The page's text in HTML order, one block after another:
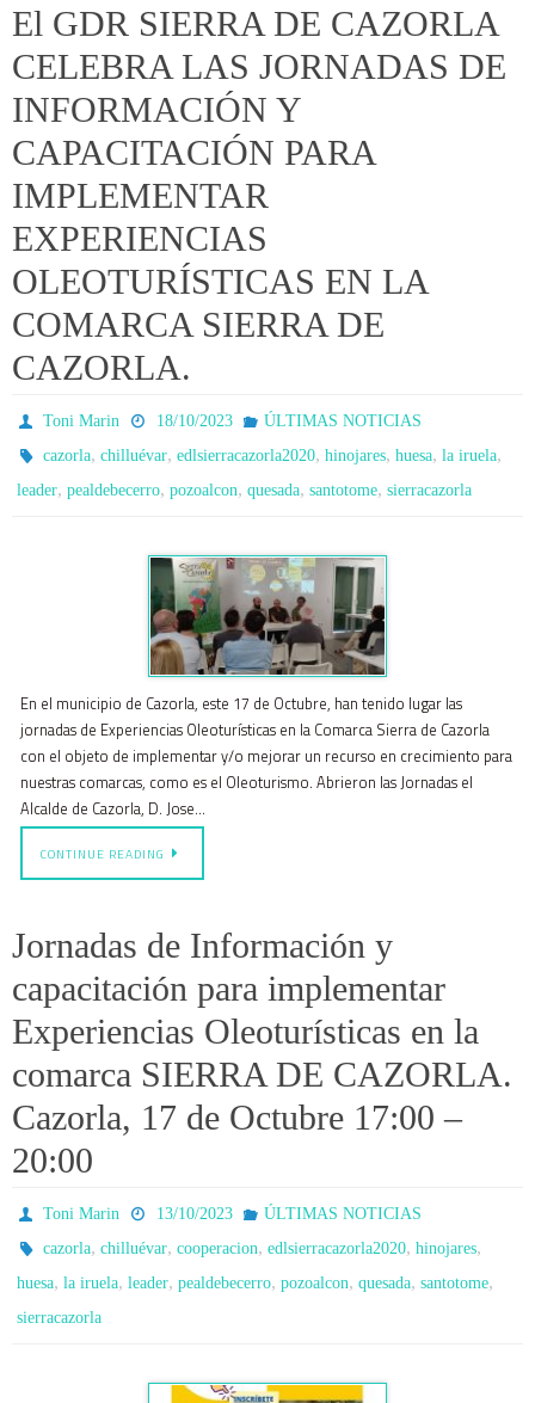
El GDR SIERRA DE CAZORLA
CELEBRA LAS JORNADAS DE
INFORMACIÓN Y
CAPACITACIÓN PARA
IMPLEMENTAR
EXPERIENCIAS
OLEOTURÍSTICAS EN LA
COMARCA SIERRA DE
CAZORLA.
Toni Marin 18/10/2023
ÚLTIMAS NOTICIAS
cazorla,chilluévar,edlsierracazorla2020,hinojares,huesa,la iruela,
leader, pealdebecerro, pozoalcon, quesada, santotome, sierracazorla
En el municipio de Cazorla, este 17 de Octubre, han tenido lugar las
jornadas de Experiencias Oleoturísticas en la Comarca Sierra de Cazorla
con el objeto de implementar y/o mejorar un recurso en crecimiento para
nuestras comarcas, como es el Oleoturismo. Abrieron las Jornadas el
Alcalde de Cazorla, D. Jose…
CONTINUE READING
Jornadas de Información y
capacitación para implementar
Experiencias Oleoturísticas en la
comarca SIERRA DE CAZORLA.
Cazorla, 17 de Octubre 17:00 –
20:00
Toni Marin 13/10/2023
ÚLTIMAS NOTICIAS
cazorla,chilluévar,cooperacion,edlsierracazorla2020,hinojares,
huesa, la iruela, leader, pealdebecerro, pozoalcon, quesada, santotome,
sierracazorla